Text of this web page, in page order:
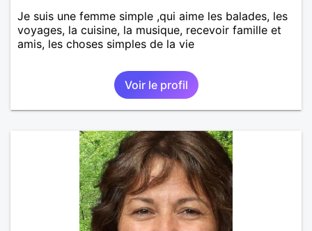
Je suis une femme simple ,qui aime les balades, les
voyages, la cuisine, la musique, recevoir famille et
amis, les choses simples de la vie
Voir le profil